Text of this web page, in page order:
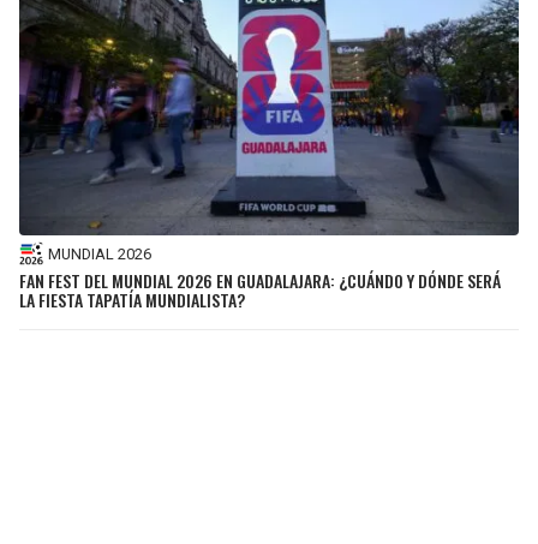
MUNDIAL 2026
FAN FEST DEL MUNDIAL 2026 EN GUADALAJARA: ¿CUÁNDO Y DÓNDE SERÁ
LA FIESTA TAPATÍA MUNDIALISTA?